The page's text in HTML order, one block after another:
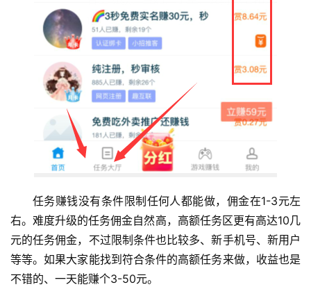
任务赚钱没有条件限制任何人都能做，佣金在1-3元左
右。难度升级的任务佣金自然高，高额任务区更有高达10几
元的任务佣金，不过限制条件也比较多、新手机号、新用户
等等。如果大家能找到符合条件的高额任务来做，收益也是
不错的、一天能赚个3-50元。